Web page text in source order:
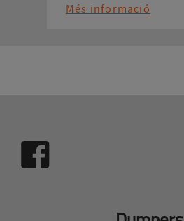
Més informació